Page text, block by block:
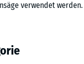
verwendet werden.